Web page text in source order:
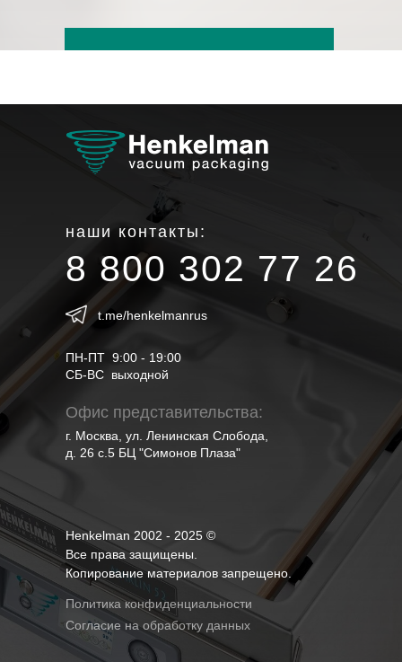
ОТПРАВИТЬ ЗАЯВКУ
Henkelman 2002 - 2025 ©
Все права защищены.
Копирование материалов запрещено.
Согласие на обработку данных
Политика конфиденциальности
наши контакты:
8 800 302 77 26
Офис представительства:
г. Москва, ул. Ленинская Слобода,
д. 26 с.5 БЦ "Симонов Плаза"
ПН-ПТ 9:00 - 19:00
СБ-ВС выходной
t.me/henkelmanrus